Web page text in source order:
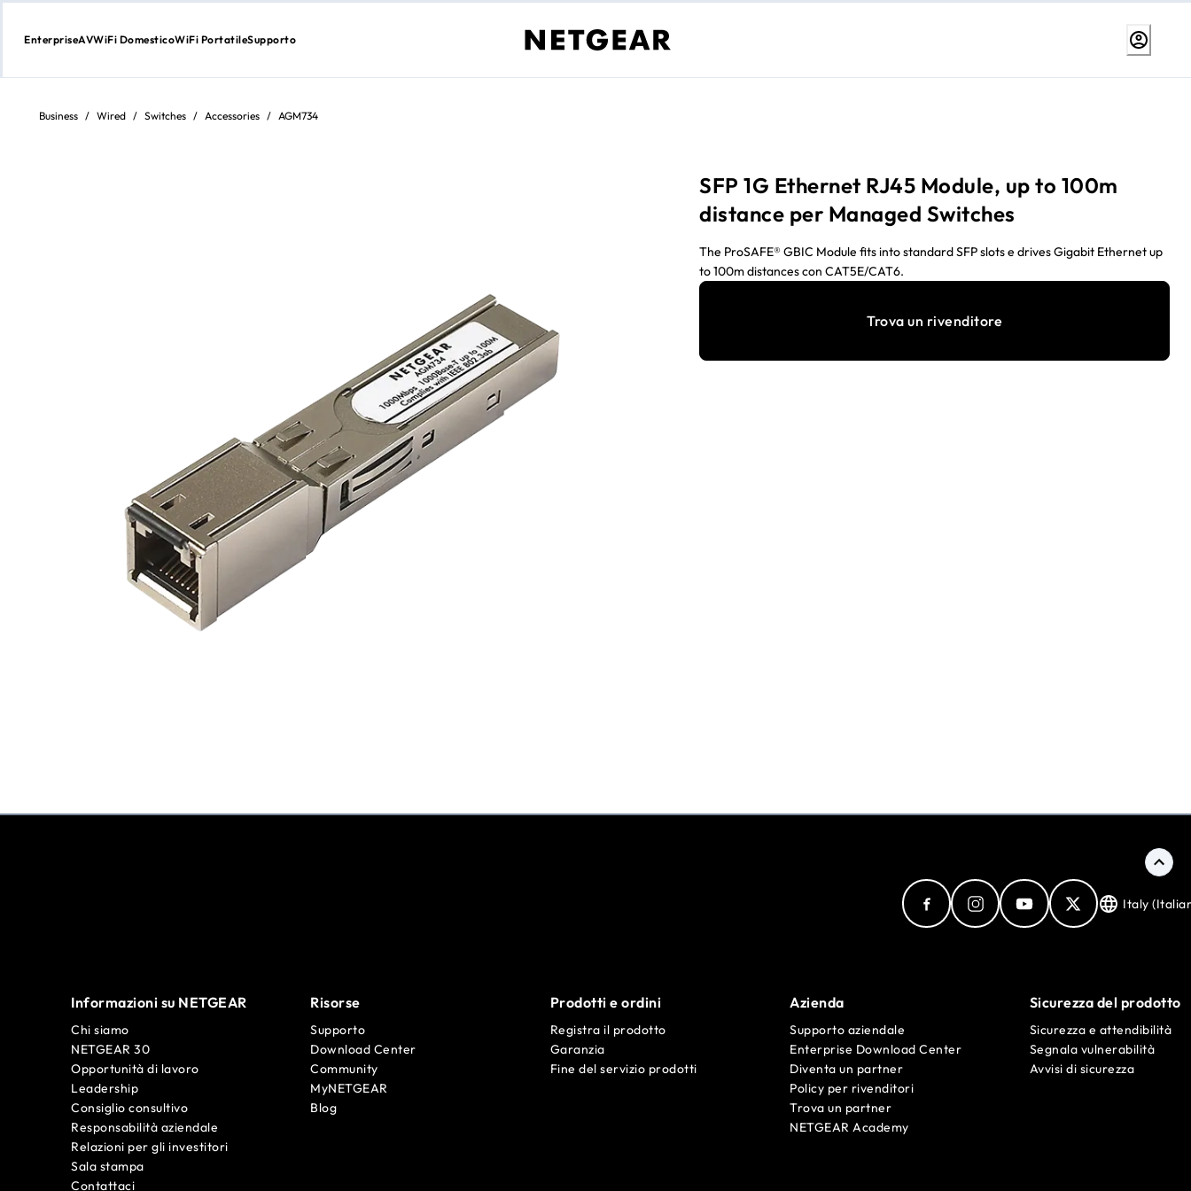
Passa
contenuto
EnterpriseAVWiFi DomesticoWiFi PortatileSupporto
Business / Wired / Switches / Accessories / AGM734
SFP 1G Ethernet RJ45 Module, up to 100m
distance per Managed Switches
The ProSAFE® GBIC Module fits into standard SFP slots e drives Gigabit Ethernet up
to 100m distances con CAT5E/CAT6.
Trova un rivenditore
Italy
Informazioni su NETGEAR
Chi siamo
NETGEAR 30
Opportunità di lavoro
Leadership
Consiglio consultivo
Responsabilità aziendale
Relazioni per gli investitori
Sala stampa
Contattaci
Risorse
Supporto
Download Center
Community
MyNETGEAR
Blog
Prodotti e ordini
Registra il prodotto
Garanzia
Fine del servizio prodotti
Azienda
Supporto aziendale
Enterprise Download Center
Diventa un partner
Policy per rivenditori
Trova un partner
NETGEAR Academy
Sicurezza del prodotto
Sicurezza e attendibilità
Segnala vulnerabilità
Avvisi di sicurezza